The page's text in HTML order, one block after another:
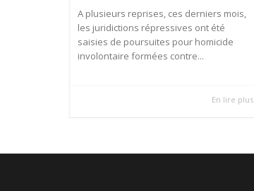
A plusieurs reprises, ces derniers mois,
les juridictions répressives ont été
saisies de poursuites pour homicide
involontaire formées contre...
En lire plus